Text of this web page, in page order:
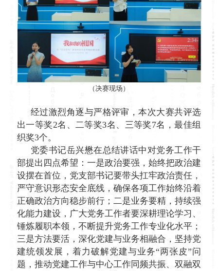
（决赛现场）
经过激烈角逐与严格评审，本次大赛共评选
出一等奖2名、二等奖3名、三等奖7名，最佳组
织奖3个。
党委书记岳兴懋在总结讲话中对党务工作干
部提出四点希望：一是政治要强，始终把政治建
设摆在首位，党支部书记要带头扛牢政治责任，
严守意识形态安全底线，确保各项工作始终沿着
正确政治方向稳步前行；二是业务要精，持续强
化能力建设，广大党务工作者要深耕理论学习、
锤炼履职本领，不断提升党务工作专业化水平；
三是方法要活，深化党建与业务相融合，坚持党
建统领发展，着力破解党建与业务“两张皮”问
题，推动党建工作与中心工作同频共振、双融双